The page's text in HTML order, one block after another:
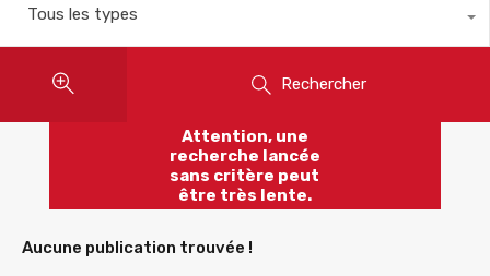
Tous les types
Rechercher
Attention, une
recherche lancée
sans critère peut
être très lente.
Aucune publication trouvée !